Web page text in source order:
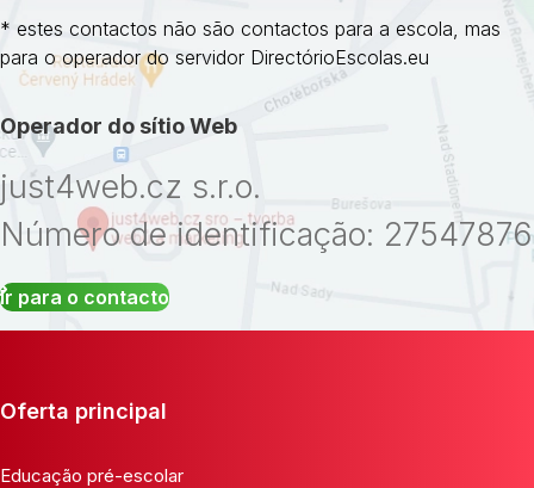
* estes contactos não são contactos para a escola, mas
para o operador do servidor DirectórioEscolas.eu
Operador do sítio Web
just4web.cz s.r.o.
Número de identificação: 27547876
Ir para o contacto
Oferta principal
Educação pré-escolar